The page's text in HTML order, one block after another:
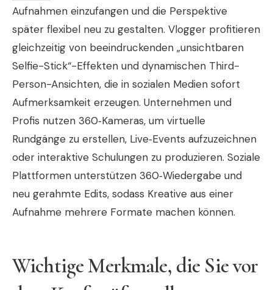
Aufnahmen einzufangen und die Perspektive
später flexibel neu zu gestalten. Vlogger profitieren
gleichzeitig von beeindruckenden „unsichtbaren
Selfie-Stick“-Effekten und dynamischen Third-
Person-Ansichten, die in sozialen Medien sofort
Aufmerksamkeit erzeugen. Unternehmen und
Profis nutzen 360‑Kameras, um virtuelle
Rundgänge zu erstellen, Live‑Events aufzuzeichnen
oder interaktive Schulungen zu produzieren. Soziale
Plattformen unterstützen 360‑Wiedergabe und
neu gerahmte Edits, sodass Kreative aus einer
Aufnahme mehrere Formate machen können.
Wichtige Merkmale, die Sie vor